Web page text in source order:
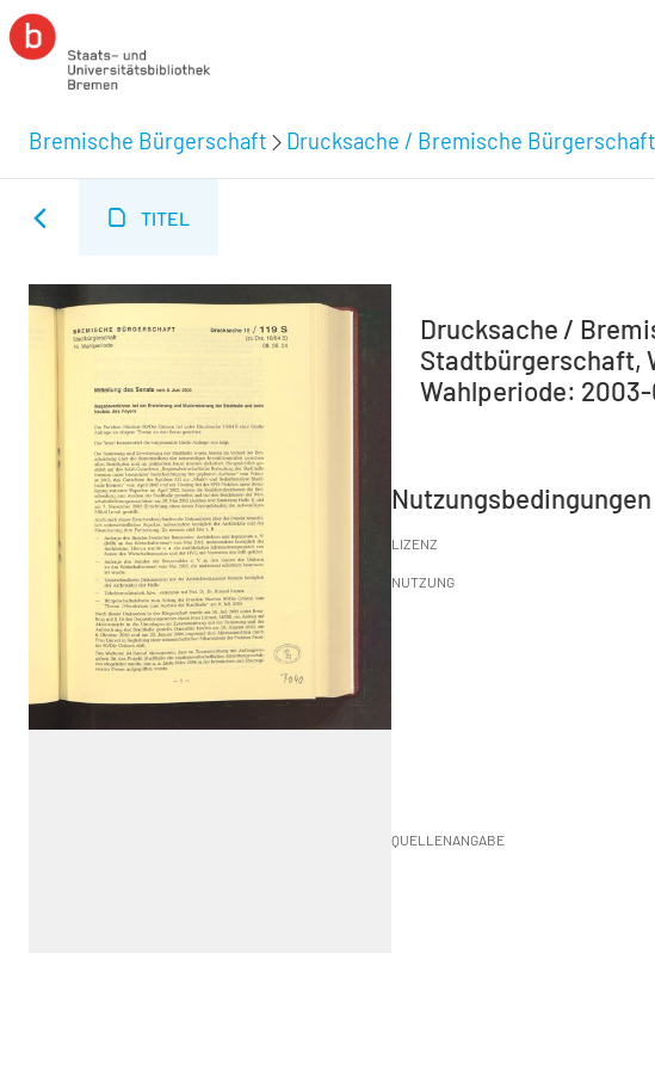
Bremische Bürgerschaft Drucksache / Bremische
TITEL
Drucksache /
Stadtbürgerschaft,
Wahlperiode: 2003-
Nutzungsbedingungen
LIZENZ
NUTZUNG
QUELLENANGABE